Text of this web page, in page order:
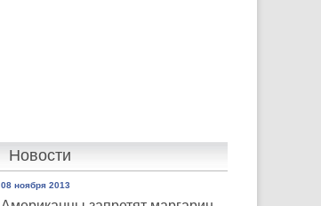
Новости
08 ноября 2013